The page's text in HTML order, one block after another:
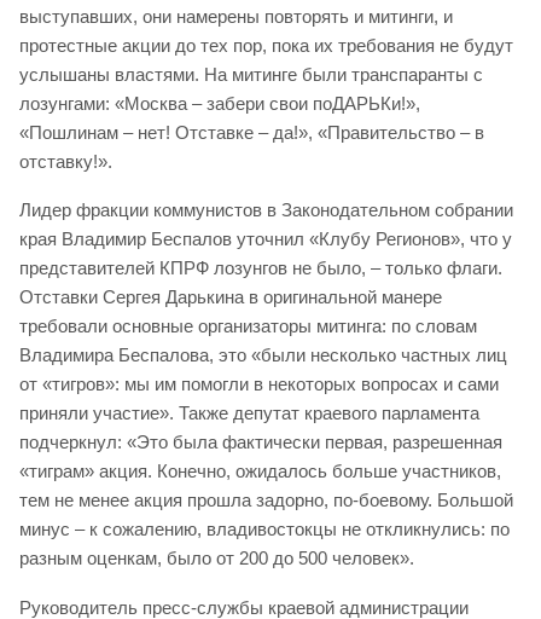
выступавших, они намерены повторять и митинги, и
протестные акции до тех пор, пока их требования не будут
услышаны властями. На митинге были транспаранты с
лозунгами: «Москва – забери свои поДАРЬКи!»,
«Пошлинам – нет! Отставке – да!», «Правительство – в
отставку!».
Лидер фракции коммунистов в Законодательном собрании
края Владимир Беспалов уточнил «Клубу Регионов», что у
представителей КПРФ лозунгов не было, – только флаги.
Отставки Сергея Дарькина в оригинальной манере
требовали основные организаторы митинга: по словам
Владимира Беспалова, это «были несколько частных лиц
от «тигров»: мы им помогли в некоторых вопросах и сами
приняли участие». Также депутат краевого парламента
подчеркнул: «Это была фактически первая, разрешенная
«тиграм» акция. Конечно, ожидалось больше участников,
тем не менее акция прошла задорно, по-боевому. Большой
минус – к сожалению, владивостокцы не откликнулись: по
разным оценкам, было от 200 до 500 человек».
Руководитель пресс-службы краевой администрации